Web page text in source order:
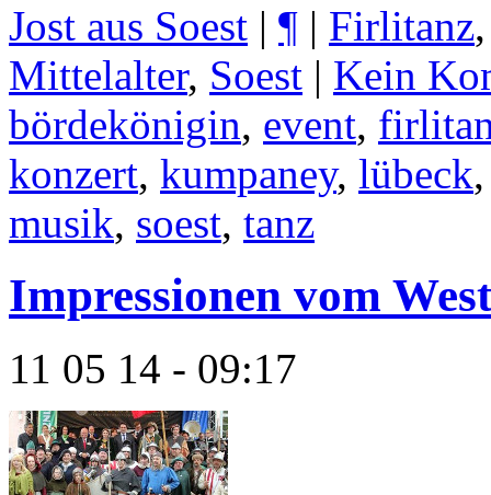
Jost aus Soest | ¶ | Firlitanz
Mittelalter, Soest | Kein
bördekönigin, event,
konzert, kumpaney, lübeck
musik, soest, tanz
Impressionen vom
11 05 14 - 09:17